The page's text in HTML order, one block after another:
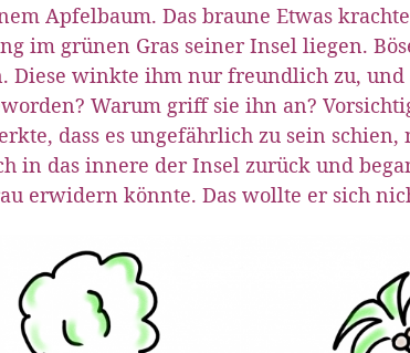
Apfelbaum. Das braune Etwas
im grünen Gras seiner Insel liegen.
Diese winkte ihm nur freundlich zu,
Warum griff sie ihn an?
dass es ungefährlich zu sein
in das innere der Insel zurück und
erwidern könnte. Das wollte er sich